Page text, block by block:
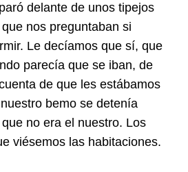
delante de unos tipejos
nos preguntaban si
Le decíamos que sí, que
parecía que se iban, de
de que les estábamos
bemo se detenía
no era el nuestro. Los
viésemos las habitaciones.